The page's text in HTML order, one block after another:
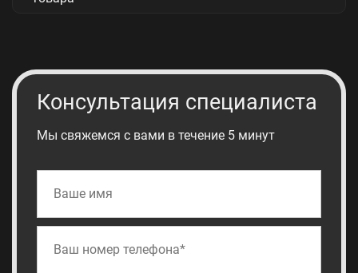
Консультация специалиста
Мы свяжемся с вами в течение 5 минут